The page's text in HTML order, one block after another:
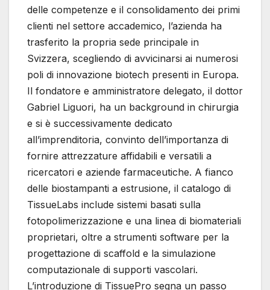
delle competenze e il consolidamento dei primi
clienti nel settore accademico, l’azienda ha
trasferito la propria sede principale in
Svizzera, scegliendo di avvicinarsi ai numerosi
poli di innovazione biotech presenti in Europa.
Il fondatore e amministratore delegato, il dottor
Gabriel Liguori, ha un background in chirurgia
e si è successivamente dedicato
all’imprenditoria, convinto dell’importanza di
fornire attrezzature affidabili e versatili a
ricercatori e aziende farmaceutiche. A fianco
delle biostampanti a estrusione, il catalogo di
TissueLabs include sistemi basati sulla
fotopolimerizzazione e una linea di biomateriali
proprietari, oltre a strumenti software per la
progettazione di scaffold e la simulazione
computazionale di supporti vascolari.
L’introduzione di TissuePro segna un passo